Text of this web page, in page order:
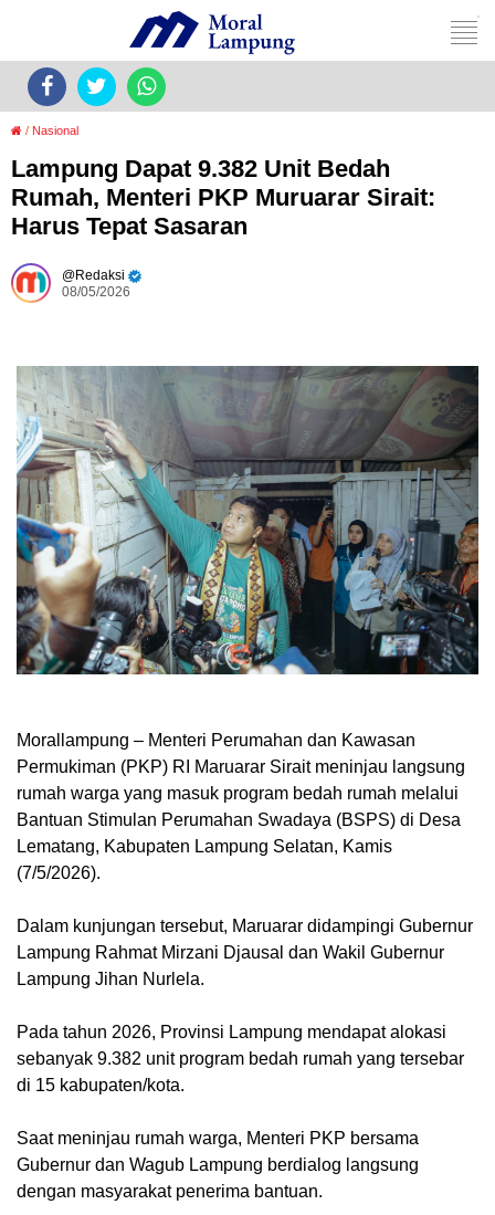
/ Nasional
Lampung Dapat 9.382 Unit Bedah
Rumah, Menteri PKP Muruarar Sirait:
Harus Tepat Sasaran
Redaksi
08/05/2026
Morallampung – Menteri Perumahan dan Kawasan
Permukiman (PKP) RI Maruarar Sirait meninjau langsung
rumah warga yang masuk program bedah rumah melalui
Bantuan Stimulan Perumahan Swadaya (BSPS) di Desa
Lematang, Kabupaten Lampung Selatan, Kamis
(7/5/2026).
Dalam kunjungan tersebut, Maruarar didampingi Gubernur
Lampung Rahmat Mirzani Djausal dan Wakil Gubernur
Lampung Jihan Nurlela.
Pada tahun 2026, Provinsi Lampung mendapat alokasi
sebanyak 9.382 unit program bedah rumah yang tersebar
di 15 kabupaten/kota.
Saat meninjau rumah warga, Menteri PKP bersama
Gubernur dan Wagub Lampung berdialog langsung
dengan masyarakat penerima bantuan.